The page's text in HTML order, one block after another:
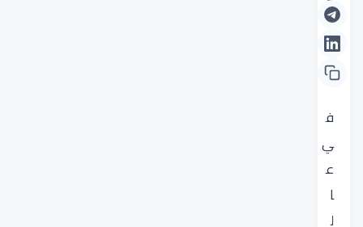
م
ة
.
ف
ي
ع
ا
ل